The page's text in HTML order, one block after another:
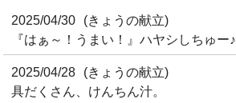
2025/04/30
(きょうの献立)
『はぁ～！うまい！』ハヤシしちゅー♪
2025/04/28
(きょうの献立)
具だくさん、けんちん汁。